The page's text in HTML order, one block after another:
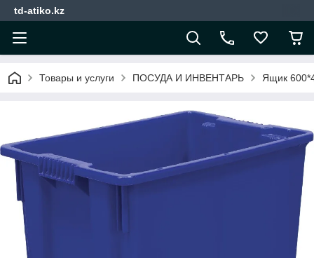
td-atiko.kz
Товары и услуги ПОСУДА И ИНВЕНТАРЬ Ящик